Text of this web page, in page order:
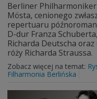
Berliner
Mösta, cenionego
repertuaru
D-dur Franza
Richarda Deutscha
róży Richarda Straussa.
Zobacz więcej na temat:
Filharmonia Berlińska